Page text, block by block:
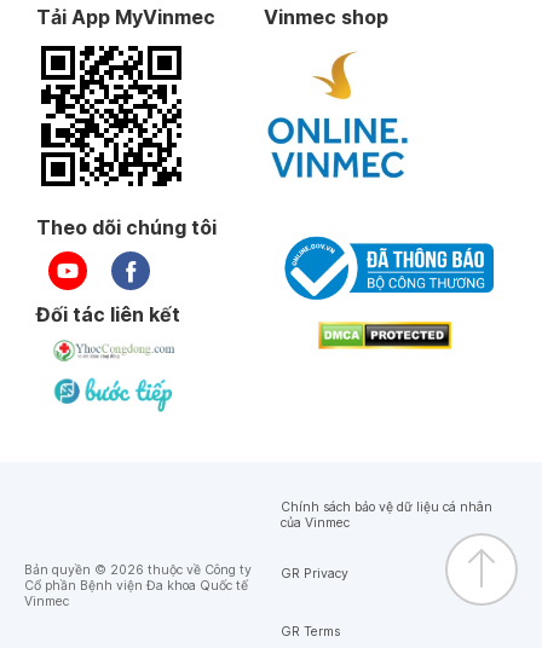
Tải App MyVinmec Vinmec shop
Theo dõi chúng tôi
Đối tác liên kết
Bản quyền © 2026 thuộc về Công ty
Cổ phần Bệnh viện Đa khoa Quốc tế
Vinmec
Chính sách bảo vệ dữ liệu cá nhân
của Vinmec
GR Privacy
GR Terms